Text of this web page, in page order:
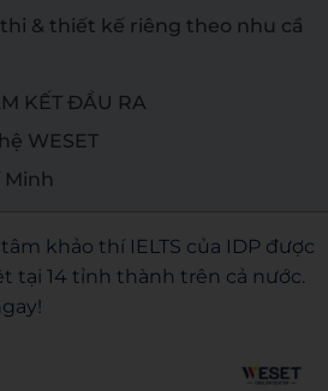
& thiết kế riêng theo nhu cầ
KẾT ĐẦU RA
WESET
Minh
khảo thí IELTS của IDP được
tại 14 tỉnh thành trên cả nước.